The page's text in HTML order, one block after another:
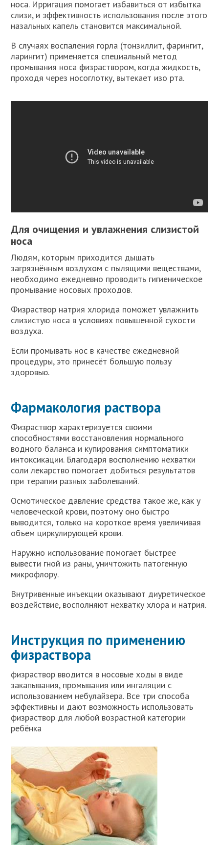
носа. Ирригация помогает избавиться от избытка
слизи, и эффективность использования после этого
назальных капель становится максимальной.
В случаях воспаления горла (тонзиллит, фарингит,
ларингит) применяется специальный метод
промывания носа физраствором, когда жидкость,
проходя через носоглотку, вытекает изо рта.
Для очищения и увлажнения слизистой
носа
Людям, которым приходится дышать
загрязнённым воздухом с пылящими веществами,
необходимо ежедневно проводить гигиеническое
промывание носовых проходов.
Физраствор натрия хлорида поможет увлажнить
слизистую носа в условиях повышенной сухости
воздуха.
Если промывать нос в качестве ежедневной
процедуры, это принесёт большую пользу
здоровью.
Фармакология раствора
Физраствор характеризуется своими
способностями восстановления нормального
водного баланса и купирования симптоматики
интоксикации. Благодаря восполнению нехватки
соли лекарство помогает добиться результатов
при терапии разных заболеваний.
Осмотическое давление средства такое же, как у
человеческой крови, поэтому оно быстро
выводится, только на короткое время увеличивая
объем циркулирующей крови.
Наружно использование помогает быстрее
вывести гной из раны, уничтожить патогенную
микрофлору.
Внутривенные инъекции оказывают диуретическое
воздействие, восполняют нехватку хлора и натрия.
Инструкция по применению
физраствора
физраствор вводится в носовые ходы в виде
закапывания, промывания или ингаляции с
использованием небулайзера. Все три способа
эффективны и дают возможность использовать
физраствор для любой возрастной категории
ребёнка